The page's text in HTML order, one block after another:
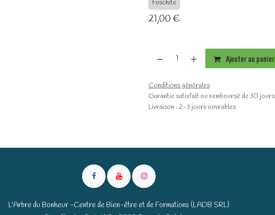
Fuschite
21,00€
Ajouter au panier
Conditions générales
Garantie satisfait ou remboursé de 30 jours
Livraison : 2-3 jours ouvrables
L'Arbre du Bonheur -Centre de Bien-être et de Formations (LADB SRL)